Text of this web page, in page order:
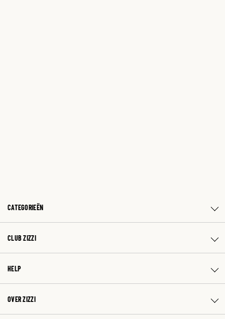
CATEGORIEËN
CLUB ZIZZI
HELP
OVER ZIZZI